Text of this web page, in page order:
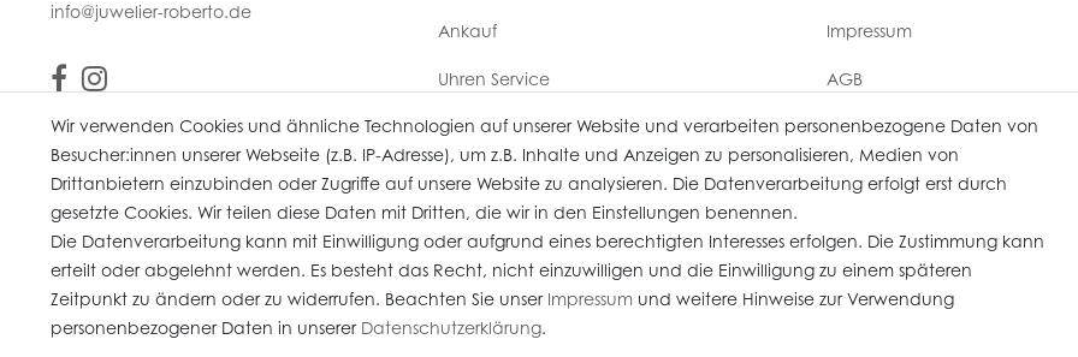
info@juwelier-roberto.de
Ankauf
Uhren Service
Vertrag widerrufen
Impressum
AGB
Versandkosten
* Alle Preise verstehen sich inkl. gesetzl. MwSt. Gebrauchte Artikel (Artikel im Kundenauftrag) sind nach § 25 A UStG besteuert, die MwSt ist nicht ausweisbar.
© copyright 2026 Juwelier Roberto / Alle Rechte vorbehalten / Unser E-Commerce-Partner: Heiter.net
Wir verwenden Cookies und ähnliche Technologien auf unserer Website und verarbeiten personenbezogene Daten von
Besucher:innen unserer Webseite (z.B. IP-Adresse), um z.B. Inhalte und Anzeigen zu personalisieren, Medien von
Drittanbietern einzubinden oder Zugriffe auf unsere Website zu analysieren. Die Datenverarbeitung erfolgt erst durch
gesetzte Cookies. Wir teilen diese Daten mit Dritten, die wir in den Einstellungen benennen.
Die Datenverarbeitung kann mit Einwilligung oder aufgrund eines berechtigten Interesses erfolgen. Die Zustimmung kann
erteilt oder abgelehnt werden. Es besteht das Recht, nicht einzuwilligen und die Einwilligung zu einem späteren
Zeitpunkt zu ändern oder zu widerrufen. Beachten Sie unser Impressumund weitere Hinweise zur Verwendung
personenbezogener Daten in unserer Daten­schutz­erklärung.